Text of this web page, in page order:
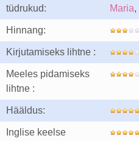
tüdrukud:
Maria,
Hinnang:
Kirjutamiseks lihtne :
Meeles pidamiseks
lihtne :
Hääldus:
Inglise keelse